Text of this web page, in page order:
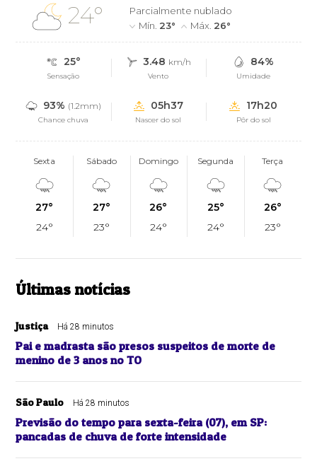
24°
Parcialmente nublado
Mín. 23° Máx. 26°
25°
Sensação
3.48 km/h
Vento
84%
Umidade
93% (1.2mm)
Chance chuva
05h37
Nascer do sol
17h20
Pôr do sol
Sexta
27°
24°
Sábado
27°
23°
Domingo
26°
24°
Segunda
25°
24°
Terça
26°
23°
Últimas notícias
Justiça Há 28 minutos
Pai e madrasta são presos suspeitos de morte de
menino de 3 anos no TO
São Paulo Há 28 minutos
Previsão do tempo para sexta-feira (07), em SP:
pancadas de chuva de forte intensidade